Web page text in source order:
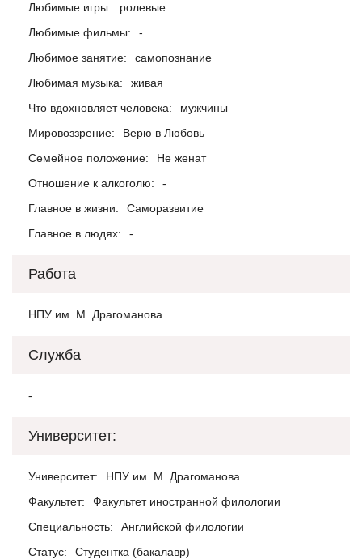
Любимые игры:
ролевые
Любимые фильмы:
-
Любимое занятие:
самопознание
Любимая музыка:
живая
Что вдохновляет человека:
мужчины
Мировоззрение:
Верю в Любовь
Семейное положение:
Не женат
Отношение к алкоголю:
-
Главное в жизни:
Саморазвитие
Главное в людях:
-
Работа
НПУ им. М. Драгоманова
Служба
-
Университет:
Университет:
НПУ им. М. Драгоманова
Факультет:
Факультет иностранной филологии
Специальность:
Английской филологии
Статус:
Студентка (бакалавр)